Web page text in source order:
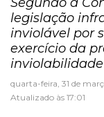
legislação
inviolável por
exercício da
quarta-feira, 31 de
Atualizado às 17:01